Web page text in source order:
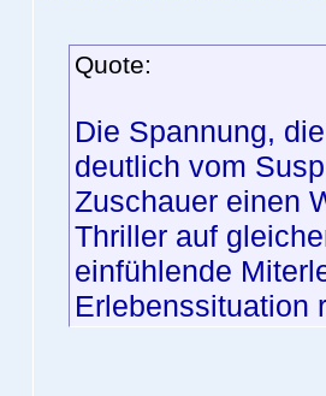
Quote:
Die Spannung,
deutlich vom
Zuschauer einen
Thriller auf
einfühlende
Erlebenssituation